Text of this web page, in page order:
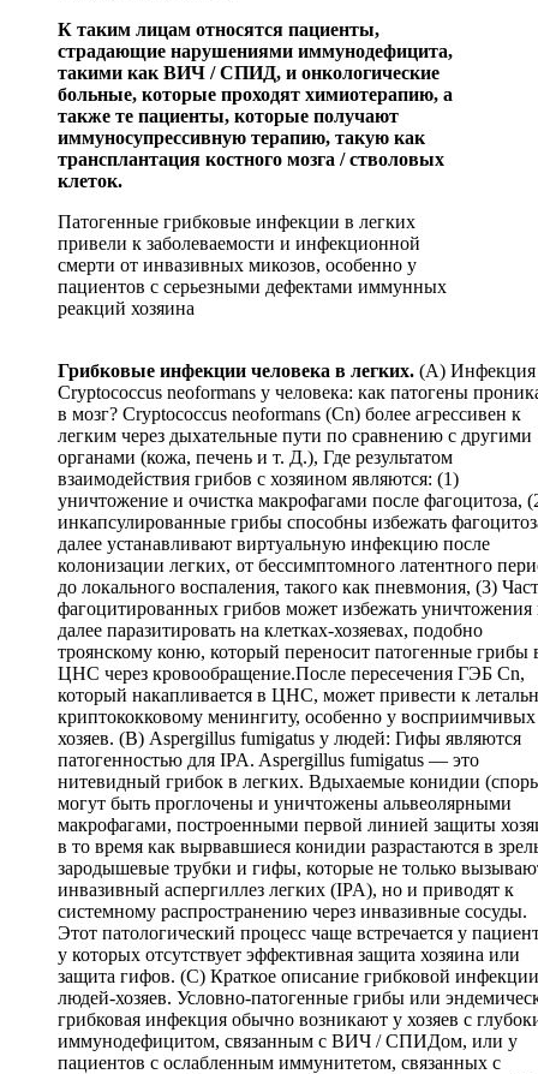
К таким лицам относятся пациенты,
страдающие нарушениями иммунодефицита,
такими как ВИЧ / СПИД, и онкологические
больные, которые проходят химиотерапию, а
также те пациенты, которые получают
иммуносупрессивную терапию, такую как
трансплантация костного мозга / стволовых
клеток.
Патогенные грибковые инфекции в легких
привели к заболеваемости и инфекционной
смерти от инвазивных микозов, особенно у
пациентов с серьезными дефектами иммунных
реакций хозяина
Грибковые инфекции человека в легких. (A) Инфекция
Cryptococcus neoformans у человека: как патогены
в мозг? Cryptococcus neoformans (Cn) более агрессивен к
легким через дыхательные пути по сравнению с другими
органами (кожа, печень и т. Д.), Где результатом
взаимодействия грибов с хозяином являются: (1)
уничтожение и очистка макрофагами после фагоцитоза,
инкапсулированные грибы способны избежать
далее устанавливают виртуальную инфекцию после
колонизации легких, от бессимптомного латентного
до локального воспаления, такого как пневмония, (3)
фагоцитированных грибов может избежать уничтожения
далее паразитировать на клетках-хозяевах, подобно
троянскому коню, который переносит патогенные грибы
ЦНС через кровообращение.После пересечения ГЭБ Cn,
который накапливается в ЦНС, может привести к
криптококковому менингиту, особенно у восприимчивых
хозяев. (B) Aspergillus fumigatus у людей: Гифы являются
патогенностью для IPA. Aspergillus fumigatus — это
нитевидный грибок в легких. Вдыхаемые конидии
могут быть проглочены и уничтожены альвеолярными
макрофагами, построенными первой линией защиты
в то время как вырвавшиеся конидии разрастаются в
зародышевые трубки и гифы, которые не только
инвазивный аспергиллез легких (IPA), но и приводят к
системному распространению через инвазивные сосуды.
Этот патологический процесс чаще встречается у
у которых отсутствует эффективная защита хозяина или
защита гифов. (C) Краткое описание грибковой
людей-хозяев. Условно-патогенные грибы или
грибковая инфекция обычно возникают у хозяев с
иммунодефицитом, связанным с ВИЧ / СПИДом, или у
пациентов с ослабленным иммунитетом, связанных с